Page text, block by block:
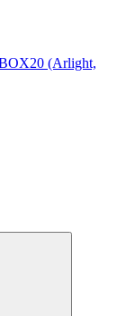
(Arlight,